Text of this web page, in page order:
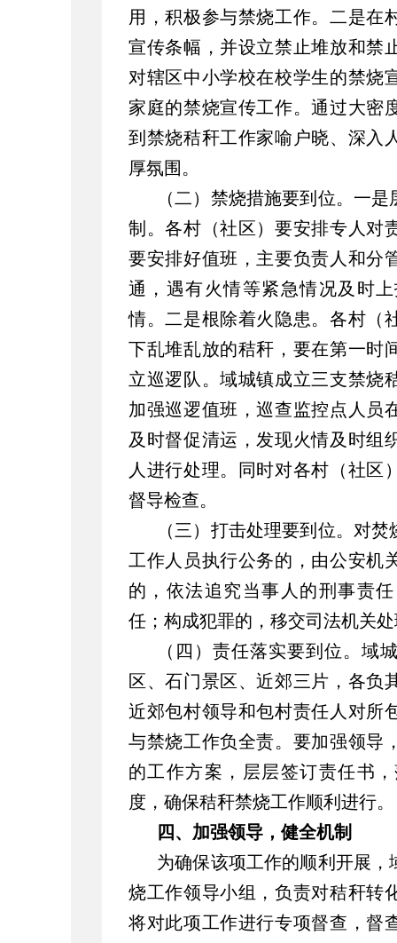
用，积极参与禁烧工作。二是在
宣传条幅，并设立禁止堆放和禁
对辖区中小学校在校学生的禁烧
家庭的禁烧宣传工作。通过大密
到禁烧秸秆工作家喻户晓、深入
厚氛围。
（二）禁烧措施要到位。一
制。各村（社区）要安排专人对
要安排好值班，主要负责人和分
通，遇有火情等紧急情况及时
情。二是根除着火隐患。各村（
下乱堆乱放的秸秆，要在第一时
立巡逻队。域城镇成立三支禁烧
加强巡逻值班，巡查监控点人员
及时督促清运，发现火情及时组
人进行处理。同时对各村（社区
督导检查。
（三）打击处理要到位。对
工作人员执行公务的，由公安机
的，依法追究当事人的刑事责
任；构成犯罪的，移交司法机关
（四）责任落实要到位。域
区、石门景区、近郊三片，各负
近郊包村领导和包村责任人对所
与禁烧工作负全责。要加强领导
的工作方案，层层签订责任书
度，确保秸秆禁烧工作顺利进行。
四、加强领导，健全机制
为确保该项工作的顺利开展
烧工作领导小组，负责对秸秆转
将对此项工作进行专项督查，督